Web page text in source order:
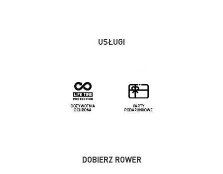
USŁUGI
DOBIERZ ROWER